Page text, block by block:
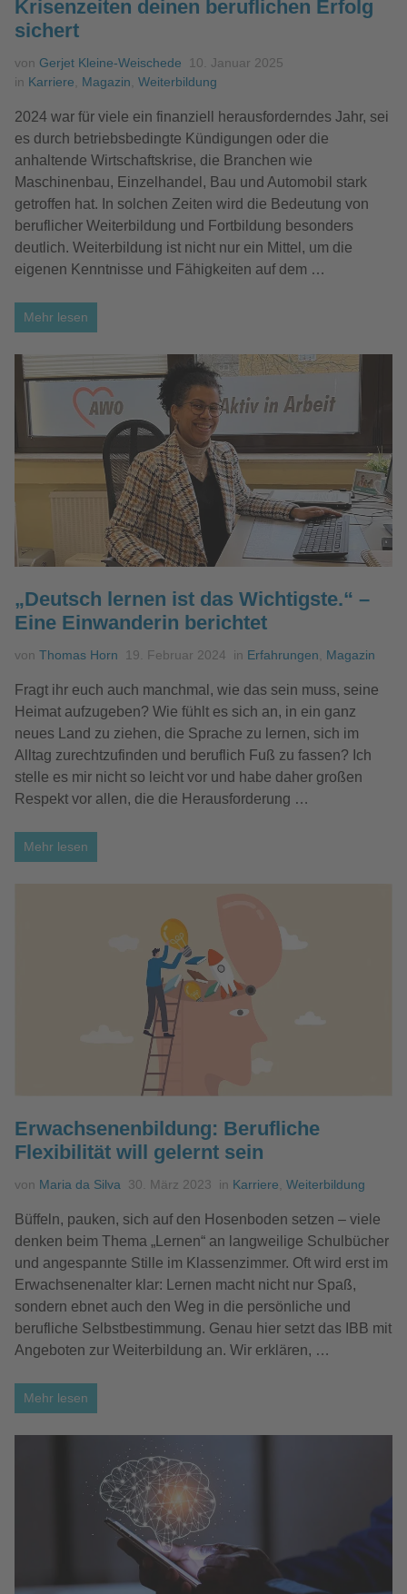
Krisenzeiten deinen beruflichen Erfolg
sichert
von Gerjet Kleine-Weischede
10. Januar 2025
in Karriere Magazin Weiterbildung
2024 war für viele ein finanziell herausforderndes Jahr, sei
es durch betriebsbedingte Kündigungen oder die
anhaltende Wirtschaftskrise, die Branchen wie
Maschinenbau, Einzelhandel, Bau und Automobil stark
getroffen hat. In solchen Zeiten wird die Bedeutung von
beruflicher Weiterbildung und Fortbildung besonders
deutlich. Weiterbildung ist nicht nur ein Mittel, um die
eigenen Kenntnisse und Fähigkeiten auf dem …
Mehr lesen
„Deutsch lernen ist das Wichtigste.“ –
Eine Einwanderin berichtet
von Thomas Horn 19. Februar 2024 in Erfahrungen Magazin
Fragt ihr euch auch manchmal, wie das sein muss, seine
Heimat aufzugeben? Wie fühlt es sich an, in ein ganz
neues Land zu ziehen, die Sprache zu lernen, sich im
Alltag zurechtzufinden und beruflich Fuß zu fassen? Ich
stelle es mir nicht so leicht vor und habe daher großen
Respekt vor allen, die die Herausforderung …
Mehr lesen
Erwachsenenbildung: Berufliche
Flexibilität will gelernt sein
von Maria da Silva 30. März 2023 in Karriere Weiterbildung
Büffeln, pauken, sich auf den Hosenboden setzen – viele
denken beim Thema „Lernen“ an langweilige Schulbücher
und angespannte Stille im Klassenzimmer. Oft wird erst im
Erwachsenenalter klar: Lernen macht nicht nur Spaß,
sondern ebnet auch den Weg in die persönliche und
berufliche Selbstbestimmung. Genau hier setzt das IBB mit
Angeboten zur Weiterbildung an. Wir erklären, …
Mehr lesen